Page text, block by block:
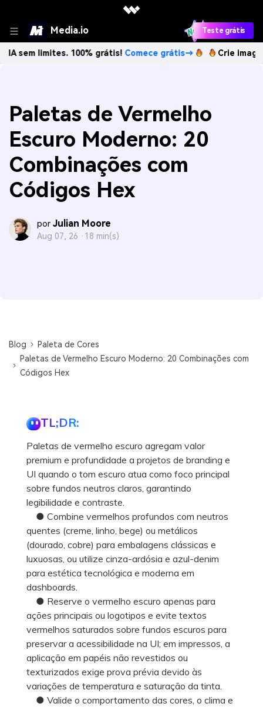
Media.io Teste grátis
100% grátis!Comece grátis→ Crie imagens com
Paletas de Vermelho
Escuro Moderno: 20
Combinações com
Códigos Hex
por Julian Moore
Aug 07, 26 · 18 min(s)
Blog
Paleta de Cores
Paletas de Vermelho Escuro Moderno: 20 Combinações com
Códigos Hex
TL;DR:
Paletas de vermelho escuro agregam valor
premium e profundidade a projetos de branding e
UI quando o tom escuro atua como foco principal
sobre fundos neutros claros, garantindo
legibilidade e contraste.
● Combine vermelhos profundos com neutros
quentes (creme, linho, bege) ou metálicos
(dourado, cobre) para embalagens clássicas e
luxuosas, ou utilize cinza-ardósia e azul-denim
para estética tecnológica e moderna em
dashboards.
● Reserve o vermelho escuro apenas para
ações principais ou logotipos e evite textos
vermelhos saturados sobre fundos escuros para
preservar a acessibilidade na UI; em impressos, a
aplicação em papéis não revestidos ou
texturizados exige prova prévia devido às
variações de temperatura e saturação da tinta.
● Valide o comportamento das cores, o clima e